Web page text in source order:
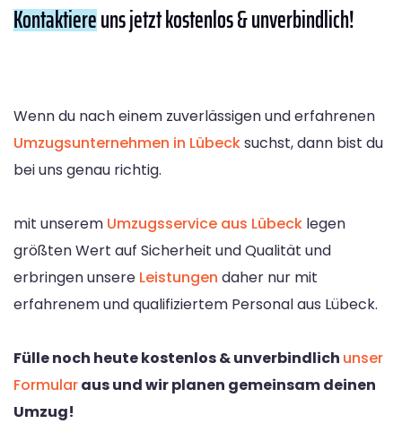
Kontaktiereuns jetzt kostenlos & unverbindlich!
Wenn du nach einem zuverlässigen und erfahrenen
Umzugsunternehmen in Lübecksuchst, dann bist du
bei uns genau richtig.
mit unserem Umzugsservice aus Lübeck legen
größten Wert auf Sicherheit und Qualität und
erbringen unsere Leistungen daher nur mit
erfahrenem und qualifiziertem Personal aus Lübeck.
Fülle noch heute kostenlos & unverbindlich unser
Formularaus und wir planen gemeinsam deinen
Umzug!